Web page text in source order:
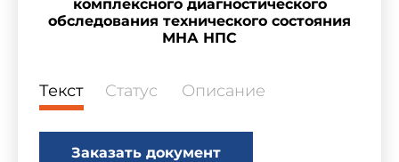
комплексного диагностического
обследования технического состояния
МНА НПС
Текст Статус Описание
Заказать документ